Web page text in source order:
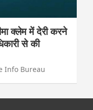
क्लेम में देरी करने
से की
Info Bureau